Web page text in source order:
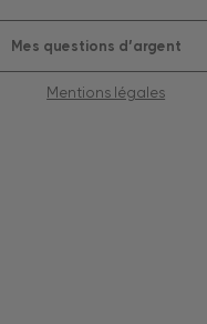
Mes questions d’argent
Mentions légales